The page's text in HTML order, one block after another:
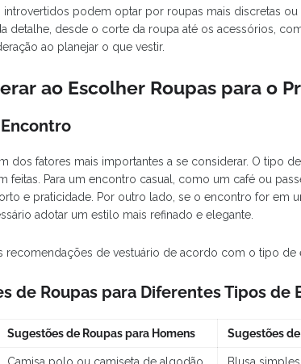
podem optar por roupas mais discretas ou
detalhe, desde o corte da roupa até os acessórios,
ao planejar o que vestir.
ao Escolher Roupas para o
dos fatores mais importantes a se considerar. O tipo
feitas. Para um encontro casual, como um café ou
e praticidade. Por outro lado, se o encontro for em
adotar um estilo mais refinado e elegante.
recomendações de vestuário de acordo com o tipo de
de Roupas para Diferentes Tipos de
Sugestões de Roupas para Homens Sugestões